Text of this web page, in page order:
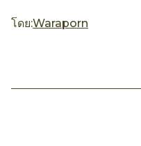
โดย:Waraporn